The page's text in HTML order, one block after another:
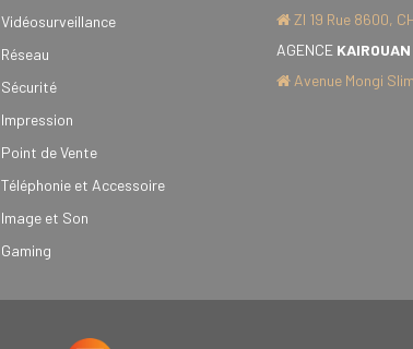
Vidéosurveillance
Réseau
Sécurité
Impression
Point de Vente
Téléphonie et Accessoire
Image et Son
Gaming
ZI 19 Rue 8600,
AGENCE KAIROUAN
Avenue Mongi